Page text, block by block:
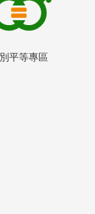
平等專區